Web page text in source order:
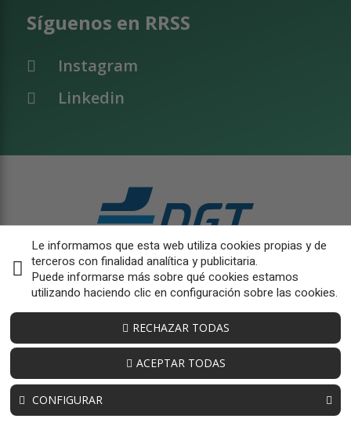
Síguenos en RRSS
Instagram
Linkedin
Le informamos que esta web utiliza cookies propias y de
terceros con finalidad analítica y publicitaria.
Puede informarse más sobre qué cookies estamos
utilizando haciendo clic en configuración sobre las cookies.
CONFIGURAR
RECHAZAR TODAS
ACEPTAR TODAS